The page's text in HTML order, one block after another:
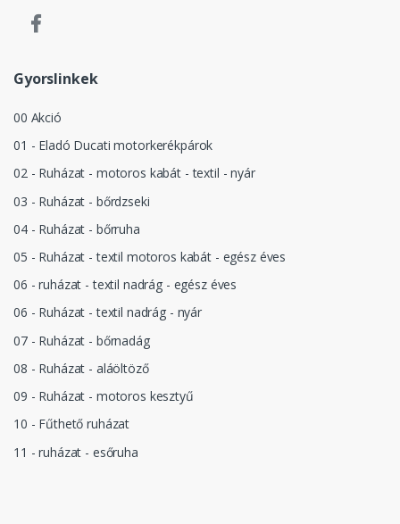
Gyorslinkek
00 Akció
01 - Eladó Ducati motorkerékpárok
02 - Ruházat - motoros kabát - textil - nyár
03 - Ruházat - bőrdzseki
04 - Ruházat - bőrruha
05 - Ruházat - textil motoros kabát - egész éves
06 - ruházat - textil nadrág - egész éves
06 - Ruházat - textil nadrág - nyár
07 - Ruházat - bőrnadág
08 - Ruházat - aláöltöző
09 - Ruházat - motoros kesztyű
10 - Fűthető ruházat
11 - ruházat - esőruha